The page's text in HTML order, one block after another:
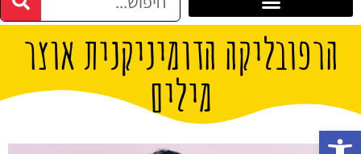
הרפובליקה הדומיניקנית אוצר
מילים
פתח סרגל נגישות